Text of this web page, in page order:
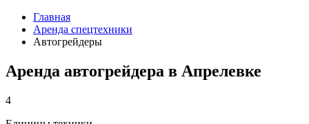
Главная
Аренда спецтехники
Автогрейдеры
Аренда автогрейдера в Апрелевке
4